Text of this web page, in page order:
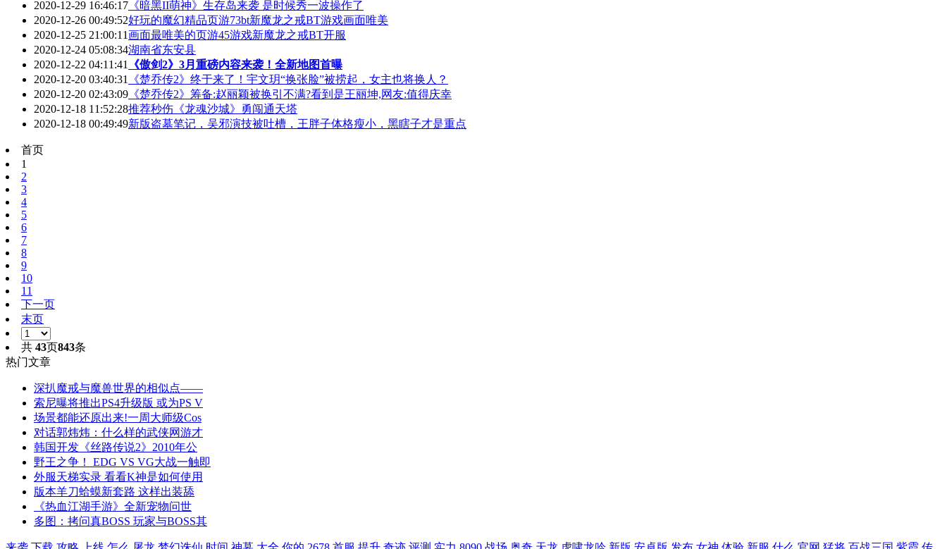
2020-12-29 16:46:17 《暗黑II萌神》生存岛来袭 是时候秀一波操作了
2020-12-26 00:49:52好玩的魔幻精品页游73bt新魔龙之戒BT游戏画面唯美
2020-12-25 21:00:11画面最唯美的页游45游戏新魔龙之戒BT开服
2020-12-24 05:08:34湖南省东安县
2020-12-22 04:11:41
《傲剑2》3月重磅内容来袭！全新地图首曝
2020-12-20 03:40:31
《楚乔传2》终于来了！宇文玥“换张脸”被捞起，女主也将换人？
2020-12-20 02:43:09 《楚乔传2》筹备:赵丽颖被换引不满?看到是王丽坤,网友:值得庆幸
2020-12-18 11:52:28推荐秒伤《龙魂沙城》勇闯通天塔
2020-12-18 00:49:49新版盗墓笔记，吴邪演技被吐槽，王胖子体格瘦小，黑瞎子才是重点
首页
1
2
3
4
5
6
7
8
9
10
11
下一页
末页
共 43页843条
热门文章
深扒魔戒与魔兽世界的相似点——
索尼曝将推出PS4升级版 或为PS V
场景都能还原出来!一周大师级Cos
对话郭炜炜：什么样的武侠网游才
韩国开发《丝路传说2》2010年公
野王之争！ EDG VS VG大战一触即
外服天梯实录 看看K神是如何使用
版本羊刀蛤蟆新套路 这样出装舔
《热血江湖手游》全新宠物问世
多图：拷问真BOSS 玩家与BOSS其